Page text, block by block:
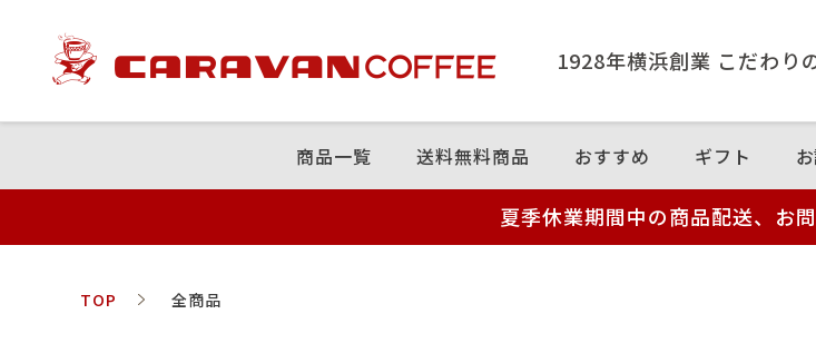
1928年横浜創業 こだわり
商品⼀覧 送料無料商品 おすすめ ギフト
夏季休業期間中の商品配送、お
TOP 全商品